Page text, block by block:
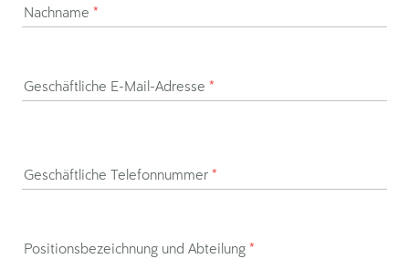
Nachname *
Geschäftliche E-Mail-Adresse *
Geschäftliche Telefonnummer *
Positionsbezeichnung und Abteilung *